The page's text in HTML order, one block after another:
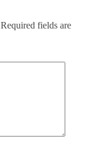
Required fields are